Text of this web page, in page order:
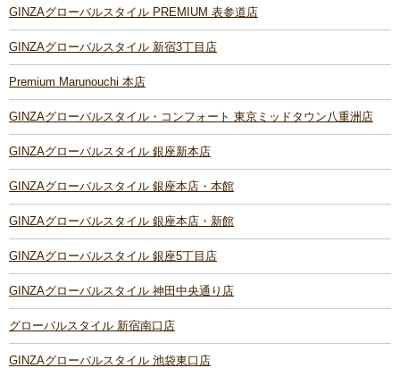
GINZAグローバルスタイル PREMIUM 表参道店
GINZAグローバルスタイル 新宿3丁目店
Premium Marunouchi 本店
GINZAグローバルスタイル・コンフォート 東京ミッドタウン八重洲店
GINZAグローバルスタイル 銀座新本店
GINZAグローバルスタイル 銀座本店・本館
GINZAグローバルスタイル 銀座本店・新館
GINZAグローバルスタイル 銀座5丁目店
GINZAグローバルスタイル 神田中央通り店
グローバルスタイル 新宿南口店
GINZAグローバルスタイル 池袋東口店